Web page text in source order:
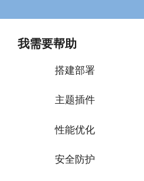
我需要帮助
搭建部署
主题插件
性能优化
安全防护